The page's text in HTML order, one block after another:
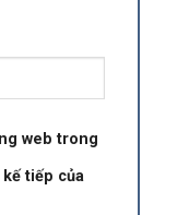
web trong
tiếp của